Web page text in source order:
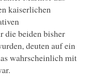
kaiserlichen
die beiden bisher
deuten auf ein
wahrscheinlich mit